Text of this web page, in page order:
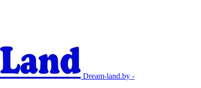
Dream-land.by -